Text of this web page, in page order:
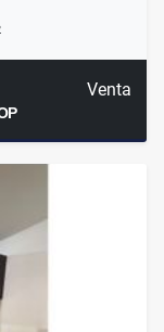
Venta